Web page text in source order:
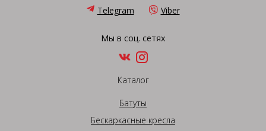
Telegram Viber
Мы в соц. сетях
Каталог
Батуты
Бескаркасные кресла